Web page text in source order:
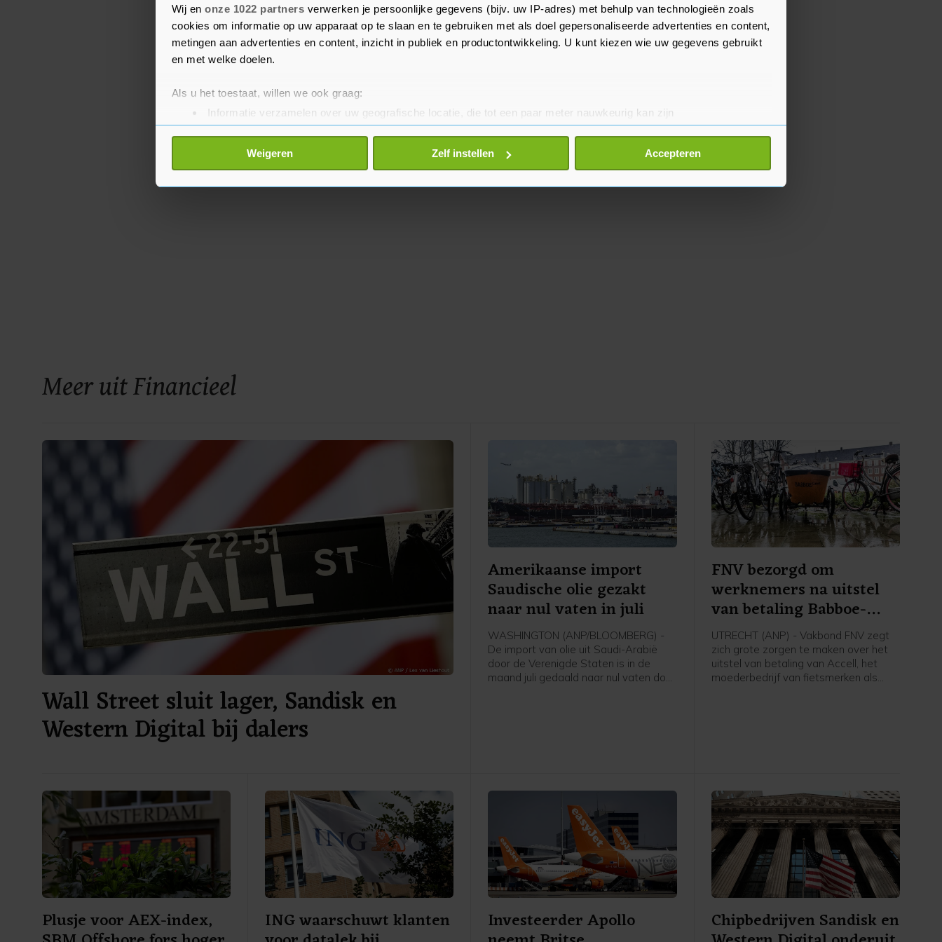
Wij en onze 1022 partners verwerken je persoonlijke gegevens (bijv. uw IP-adres) met behulp van technologieën zoals
cookies om informatie op uw apparaat op te slaan en te gebruiken met als doel gepersonaliseerde advertenties en content,
metingen aan advertenties en content, inzicht in publiek en productontwikkeling. U kunt kiezen wie uw gegevens gebruikt
en met welke doelen.
Als u het toestaat, willen we ook graag:
Informatie verzamelen over uw geografische locatie, die tot een paar meter nauwkeurig kan zijn
Uw apparaat identificeren door het actief te scannen op specifieke eigenschappen (fingerprinting)
Lees meer over hoe uw persoonlijke gegevens worden verwerkt en stel uw voorkeuren in het
detailgedeelte
toestemming op elk moment wijzigen of intrekken in de Cookieverklaring.
Weigeren Zelf instellen Accepteren
met de verkoop. Dat is iets wat tussen verkopers en
kopers geregeld wordt."
Meer uit Financieel
Wall Street sluit lager, Sandisk en
Western Digital bij dalers
Amerikaanse import
Saudische olie gezakt
naar nul vaten in juli
WASHINGTON (ANP/BLOOMBERG) -
De import van olie uit Saudi-Arabië
door de Verenigde Staten is in de
maand juli gedaald naar nul vaten door
enkel vat Saudische olie is
geïmporteerd in de VS.
FNV bezorgd om
werknemers na uitstel
van betaling Babboe-
moeder
UTRECHT (ANP) - Vakbond FNV zegt
zich grote zorgen te maken over het
uitstel van betaling van Accell, het
moederbedrijf van fietsmerken als
hun baan, inkomen en toekomst, aldus
de grootste vakbond van Nederland.
Plusje voor AEX-index, ING waarschuwt klanten Investeerder Apollo Chipbedrijven Sandisk en